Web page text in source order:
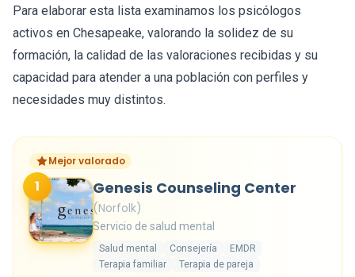
Para elaborar esta lista examinamos los psicólogos
activos en Chesapeake, valorando la solidez de su
formación, la calidad de las valoraciones recibidas y su
capacidad para atender a una población con perfiles y
necesidades muy distintos.
Mejor valorado
1 Genesis Counseling Center
(Norfolk)
Servicio de salud mental
Salud mental Consejería
EMDR
Terapia familiar
Terapia de pareja